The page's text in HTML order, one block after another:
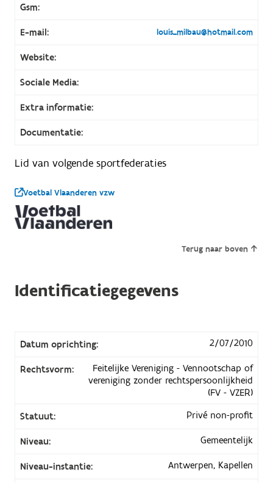
Gsm:
E-mail: louis_milbau@hotmail.com
Website:
Sociale Media:
Extra informatie:
Documentatie:
Lid van volgende sportfederaties
Voetbal Vlaanderen vzw
Terug naar boven
Identificatiegegevens
Datum oprichting: 2/07/2010
Rechtsvorm:
Feitelijke Vereniging - Vennootschap of
vereniging zonder rechtspersoonlijkheid
(FV - VZER)
Statuut:
Privé non-profit
Niveau: Gemeentelijk
Niveau-instantie: Antwerpen, Kapellen